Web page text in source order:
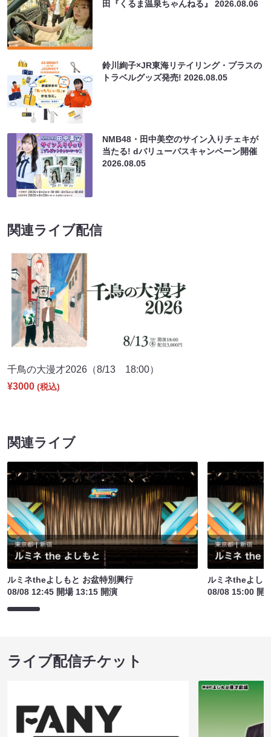
田『くるま温泉ちゃんねる』2026.08.06
鈴川絢子×JR東海リテイリング・プラスの
トラベルグッズ発売!2026.08.05
NMB48・田中美空のサイン入りチェキが
当たる! dバリューパスキャンペーン開催
2026.08.05
関連ライブ配信
千鳥の大漫才2026（8/13 18:00）
¥3000 (税込)
関連ライブ
ルミネtheよしもと お盆特別興行
08/08 12:45 開場 13:15 開演
ルミネtheよし
08/08 15:00 開
ライブ配信チケット